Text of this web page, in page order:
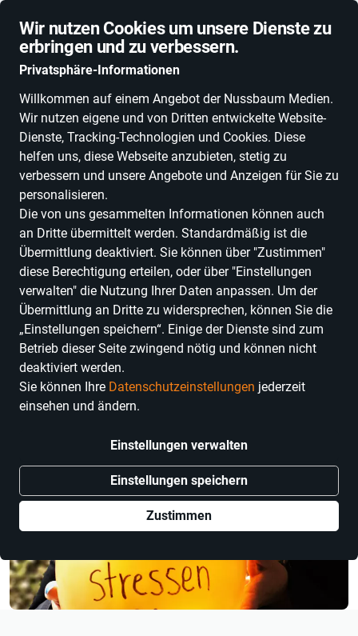
Wir nutzen Cookies um unsere Dienste zu
erbringen und zu verbessern.
Privatsphäre-Informationen
Willkommen auf einem Angebot der Nussbaum Medien.
Wir nutzen eigene und von Dritten entwickelte Website-
Dienste, Tracking-Technologien und Cookies. Diese
helfen uns, diese Webseite anzubieten, stetig zu
verbessern und unsere Angebote und Anzeigen für Sie zu
personalisieren.
Die von uns gesammelten Informationen können auch
an Dritte übermittelt werden. Standardmäßig ist die
Übermittlung deaktiviert. Sie können über "Zustimmen"
diese Berechtigung erteilen, oder über "Einstellungen
verwalten" die Nutzung Ihrer Daten anpassen. Um der
Übermittlung an Dritte zu widersprechen, können Sie die
„Einstellungen speichern“. Einige der Dienste sind zum
Betrieb dieser Seite zwingend nötig und können nicht
deaktiviert werden.
Sie können Ihre Datenschutzeinstellungen jederzeit
einsehen und ändern.
Einstellungen verwalten
Einstellungen speichern
Zustimmen
ALLE KATEGORIEN NEUHEITEN DEALS ESSEN, TRINKEN &
Beratung & Coaching
Daniela Lechler
Marketingberatung &
Coaching
in Winden